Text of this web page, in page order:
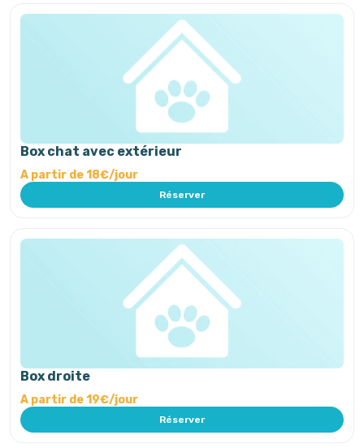
Box chat avec extérieur
A partir de 18€/jour
Réserver
Box droite
A partir de 19€/jour
Réserver